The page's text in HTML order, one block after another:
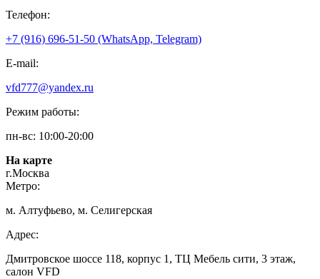
Телефон:
+7 (916) 696-51-50 (WhatsApp, Telegram)
E-mail:
vfd777@yandex.ru
Режим работы:
пн-вс: 10:00-20:00
На карте
г.Москва
Метро:
м. Алтуфьево, м. Селигерская
Адрес:
Дмитровское шоссе 118, корпус 1, ТЦ Мебель сити, 3 этаж,
салон VFD